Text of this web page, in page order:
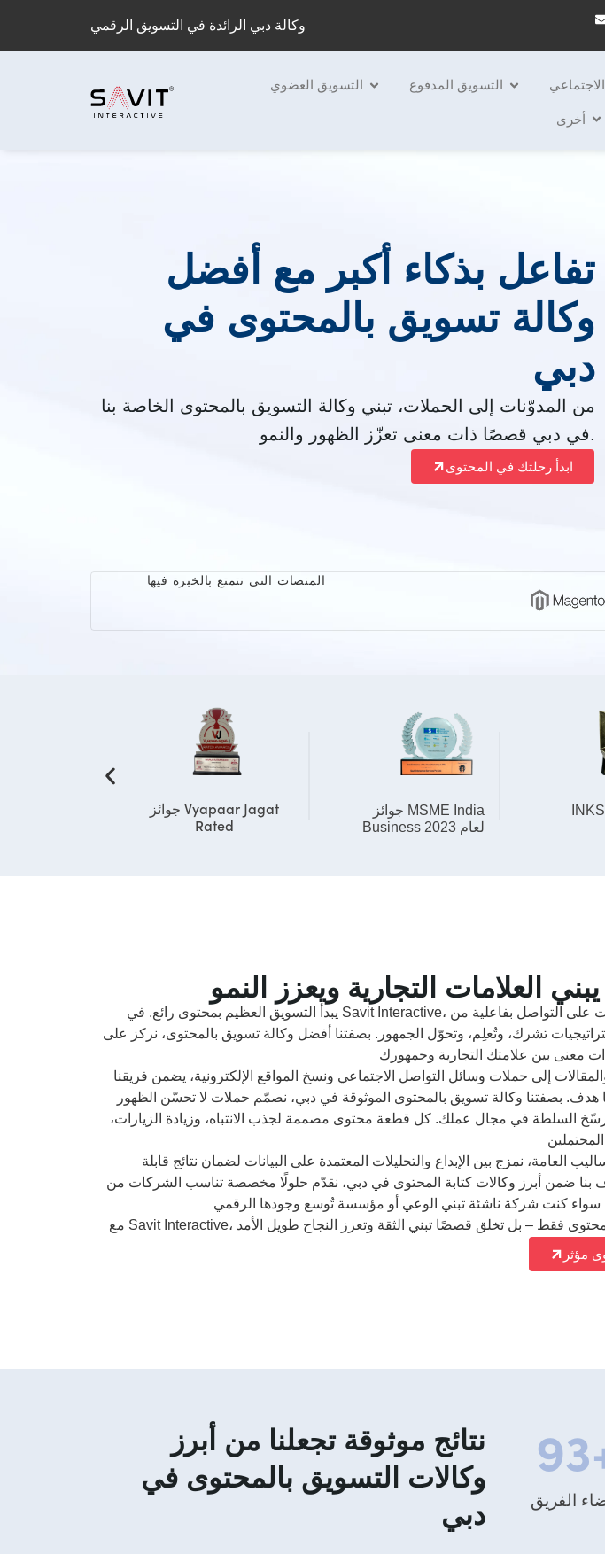
وكالة دبي الرائدة في التسويق الرقمي
التسويق العضوي التسويق المدفوع
أخرى
تفاعل بذكاء أكبر مع أفضل
وكالة تسويق بالمحتوى في
دبي
من المدوّنات إلى الحملات، تبني وكالة التسويق بالمحتوى الخاصة بنا
في دبي قصصًا ذات معنى تعزّز الظهور والنمو.
ابدأ رحلتك في المحتوى
المنصات التي نتمتع بالخبرة فيها
جوائز Vyapaar Jagat
Rated
جوائز MSME India
Business لعام 2023
العلامات التجارية ويعزز النمو
يبدأ التسويق العظيم بمحتوى رائع. في Savit Interactive، نساعد الشركات على التواصل بفاعلية من
تشرك، وتُعلِم، وتحوّل الجمهور. بصفتنا أفضل وكالة تسويق بالمحتوى، نركز على
إلى حملات وسائل التواصل الاجتماعي ونسخ المواقع الإلكترونية، يضمن فريقنا
هدف. بصفتنا وكالة تسويق بالمحتوى الموثوقة في دبي، نصمّم حملات لا تحسّن الظهور
السلطة في مجال عملك. كل قطعة محتوى مصممة لجذب الانتباه، وزيادة الزيارات،
العامة، نمزج بين الإبداع والتحليلات المعتمدة على البيانات لضمان نتائج قابلة
بنا ضمن أبرز وكالات كتابة المحتوى في دبي، نقدّم حلولًا مخصصة تناسب الشركات من
مؤثر
نتائج موثوقة تجعلنا من أبرز
وكالات التسويق بالمحتوى في
دبي
الفريق
93